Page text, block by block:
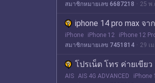
สมาชิกหมายเลข 6687218
25 พ
iphone 14 pro max จ
iPhone iPhone 12 iPhone 12
สมาชิกหมายเลข 7451814
29 เ
โปรเน็ต โทร ค่ายเขียว
AIS AIS 4G ADVANCED iPhone